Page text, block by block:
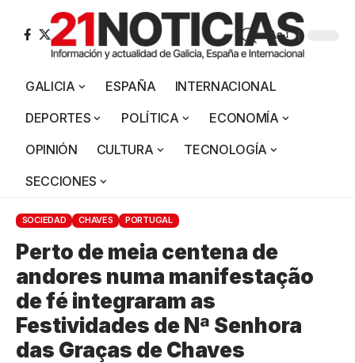
Aa
GALICIA ESPAÑA
INTERNACIONAL
DEPORTES
POLÍTICA
ECONOMÍA
OPINIÓN
CULTURA
TECNOLOGÍA
SECCIONES
SOCIEDAD CHAVES PORTUGAL
Perto de meia centena de
andores numa manifestação
de fé integraram as
Festividades de Nª Senhora
das Graças de Chaves